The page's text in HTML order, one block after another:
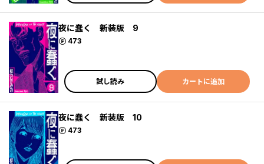
夜に蠢く 新装版 9
473
ポイント
試し読み カートに追加
夜に蠢く 新装版 10
473
ポイント